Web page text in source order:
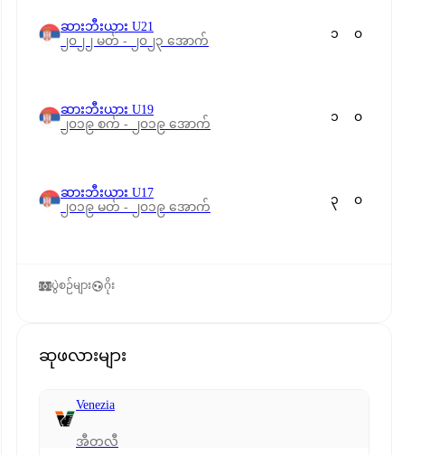
ဆားဘီးယား U21
၂၀၂၂ မတ် - ၂၀၂၃ အောက်
၁ ၀
ဆားဘီးယား U19
၂၀၁၉ စက် - ၂၀၁၉ အောက်
၁ ၀
ဆားဘီးယား U17
၂၀၁၉ မတ် - ၂၀၁၉ အောက်
၃ ၀
ပွဲစဉ်များ ဂိုး
ဆုဖလားများ
Venezia
အီတလီ